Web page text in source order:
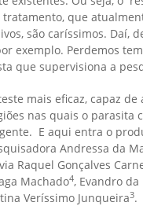
que
são caríssimos. Daí,
exemplo. Perdemos
que supervisiona a
mais eficaz, capaz
nas quais o parasita
E aqui entra o
Andressa da
Raquel Gonçalves
Machado4, Evandro da
Veríssimo Junqueira3.